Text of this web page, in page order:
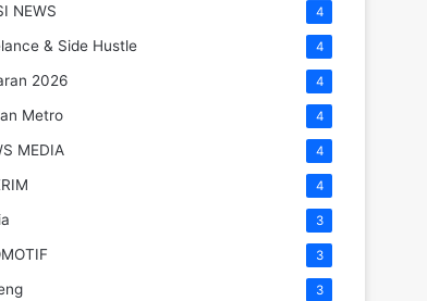
NEWS 4
& Side Hustle 4
2026 4
Metro 4
MEDIA 4
4
3
3
3